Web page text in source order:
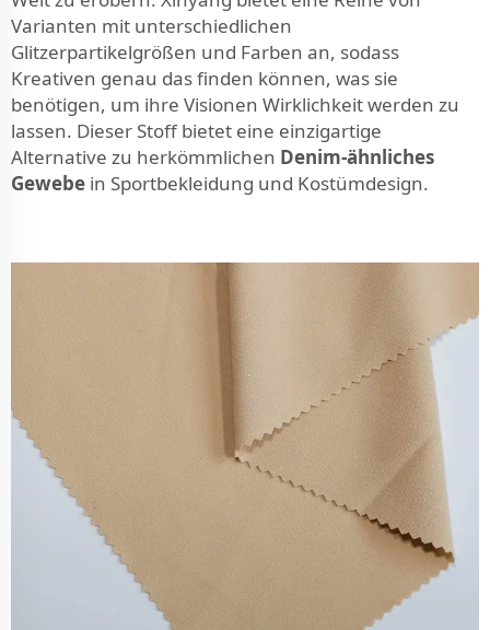
Varianten mit unterschiedlichen
Glitzerpartikelgrößen und Farben an, sodass
Kreativen genau das finden können, was sie
benötigen, um ihre Visionen Wirklichkeit werden zu
lassen. Dieser Stoff bietet eine einzigartige
Alternative zu herkömmlichen Denim-ähnliches
Gewebe in Sportbekleidung und Kostümdesign.